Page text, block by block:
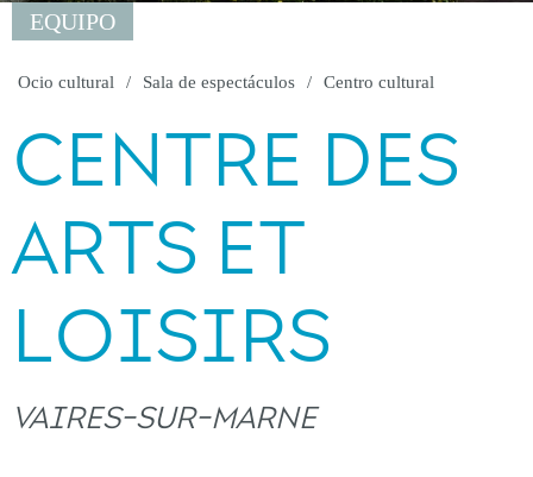
EQUIPO
Ocio cultural Sala de espectáculos Centro cultural
CENTRE DES
ARTS ET
LOISIRS
VAIRES-SUR-MARNE